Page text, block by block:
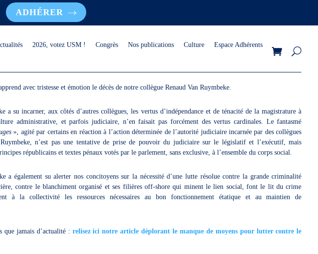
ADHÉRER
2026, votez USM ! Congrès Nos publications Culture Espace Adhérents
avec tristesse et émotion le décès de notre collègue Renaud Van Ruymbeke.
a su incarner, aux côtés d’autres collègues, les vertus d’indépendance et de ténacité de la magistrature à
administrative, et parfois judiciaire, n’en faisait pas forcément des vertus cardinales. Le fantasmé
», agité par certains en réaction à l’action déterminée de l’autorité judiciaire incarnée par des collègues
n’est pas une tentative de prise de pouvoir du judiciaire sur le législatif et l’exécutif, mais
républicains et textes pénaux votés par le parlement, sans exclusive, à l’ensemble du corps social.
a également su alerter nos concitoyens sur la nécessité d’une lutte résolue contre la grande criminalité
contre le blanchiment organisé et ses filières off-shore qui minent le lien social, font le lit du crime
à la collectivité les ressources nécessaires au bon fonctionnement étatique et au maintien de
que jamais d’actualité : relisez ici notre article déplorant le manque de moyens pour lutter contre le